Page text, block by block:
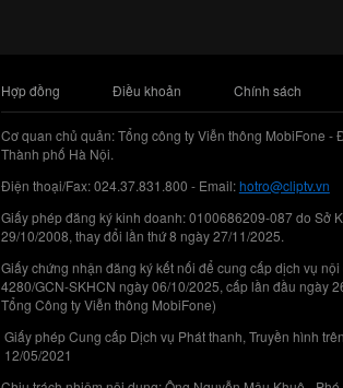
Hợp đồng Điều khoản Chính sách
Cơ quan chủ quản: Tổng công ty Viễn thông MobiFone
Thành phố Hà Nội.
Điện thoại/Fax: 024.37.831.800 - Email:hotro@cliptv.vn
Giấy phép đăng ký kinh doanh: 0100686209-087 do Sở
29/10/2008, thay đổi lần thứ 8 ngày 27/11/2025.
Giấy chứng nhận đăng ký kết nối để cung cấp dịch vụ
4280/GCN-SKHCN ngày 06/10/2025, cấp lần đầu ngày
Tổng Công ty Viễn thông MobiFone)
Giấy phép Cung cấp Dịch vụ Phát thanh, Truyền hình
12/05/2021